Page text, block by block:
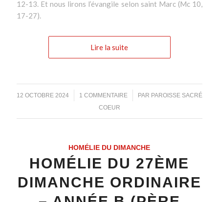
12-13. Et nous lirons l’évangile selon saint Marc (Mc 10,
17-27).
Lire la suite
12 OCTOBRE 2024
/ 1 COMMENTAIRE
/ PAR PAROISSE SACRÉ
COEUR
HOMÉLIE DU DIMANCHE
HOMÉLIE DU 27ÈME
DIMANCHE ORDINAIRE